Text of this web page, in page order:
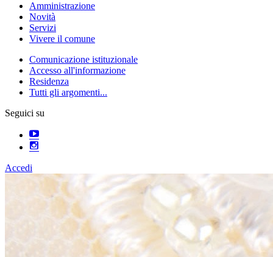
Amministrazione
Novità
Servizi
Vivere il comune
Comunicazione istituzionale
Accesso all'informazione
Residenza
Tutti gli argomenti...
Seguici su
Accedi